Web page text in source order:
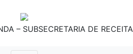
– SUBSECRETARIA DE RECEITA